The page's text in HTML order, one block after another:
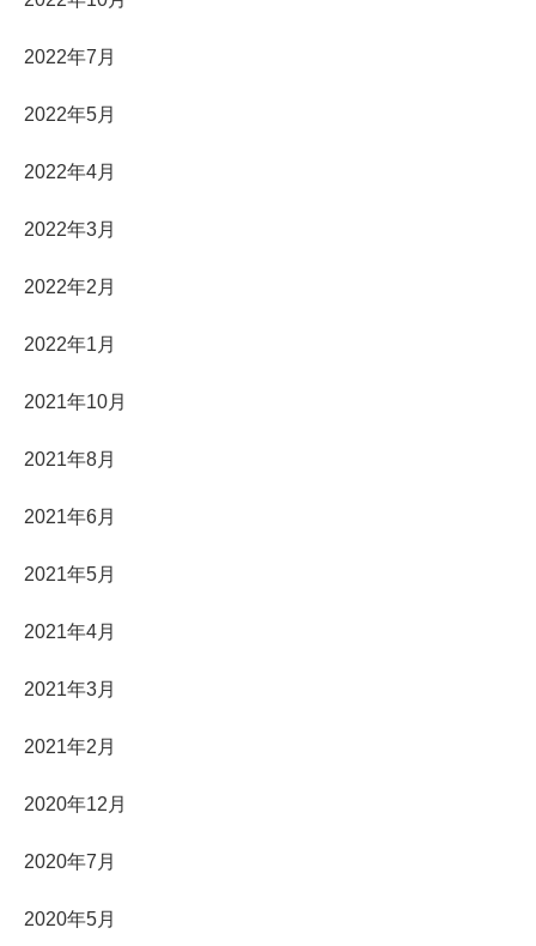
2022年7月
2022年5月
2022年4月
2022年3月
2022年2月
2022年1月
2021年10月
2021年8月
2021年6月
2021年5月
2021年4月
2021年3月
2021年2月
2020年12月
2020年7月
2020年5月